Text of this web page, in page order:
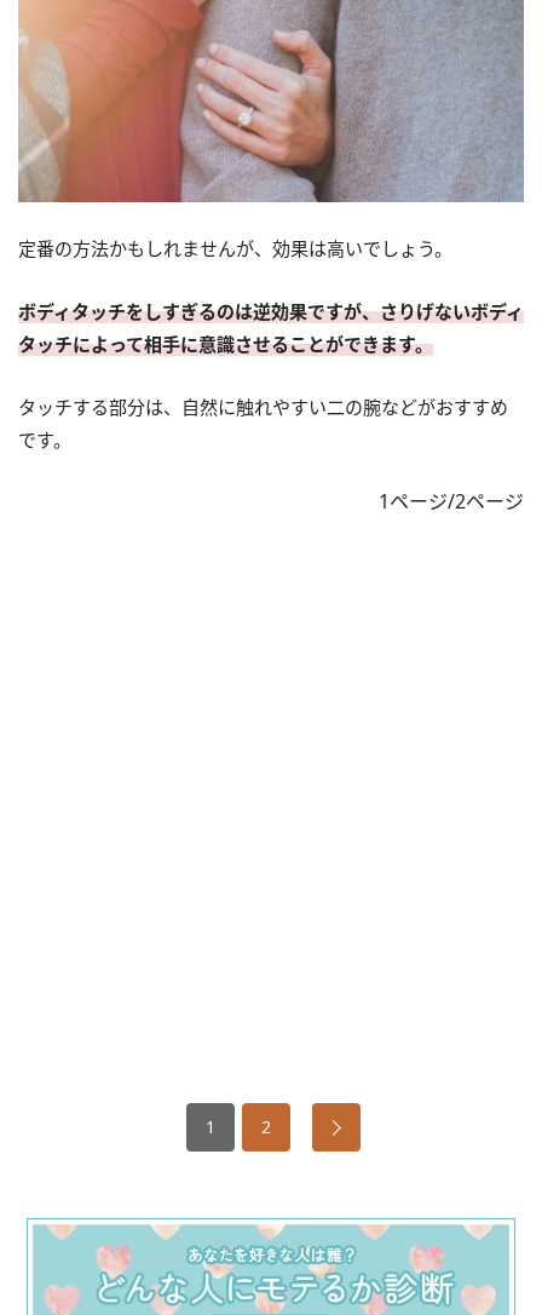
定番の方法かもしれませんが、効果は高いでしょう。
ボディタッチをしすぎるのは逆効果ですが、さりげないボディ
タッチによって相手に意識させることができます。
タッチする部分は、自然に触れやすい二の腕などがおすすめ
です。
1ページ/2ページ
1 2